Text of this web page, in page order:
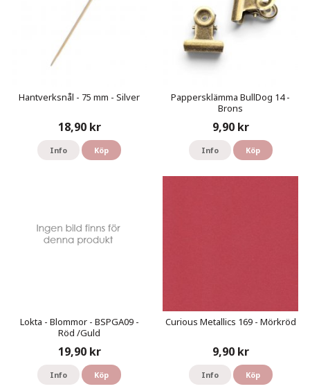
Hantverksnål - 75 mm - Silver
18,90 kr
Info Köp
Pappersklämma BullDog 14 -
Brons
9,90 kr
Info Köp
Lokta - Blommor - BSPGA09 -
Röd /Guld
19,90 kr
Info Köp
Curious Metallics 169 - Mörkröd
9,90 kr
Info Köp